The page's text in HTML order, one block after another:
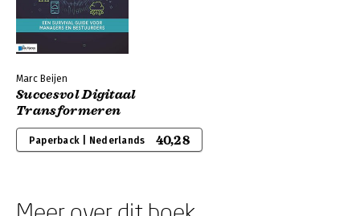
Marc Beijen
Succesvol Digitaal
Transformeren
Paperback | Nederlands 40,28